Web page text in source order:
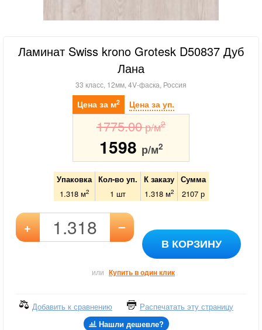
Ламинат Swiss krono Grotesk D50837 Дуб
Лана
33 класс, 12мм, 4V-фаска, Россия
Цена за м2 Цена за уп.
1775.00р/м2
1598 р/м2
Упаковка Кол-во уп. К заказу
Сумма
1.318 м2 1 шт 1.318м2 2107р
+ –
В КОРЗИНУ
или Купить в один клик
Добавить к сравнению
Распечатать эту страницу
Нашли дешевле?